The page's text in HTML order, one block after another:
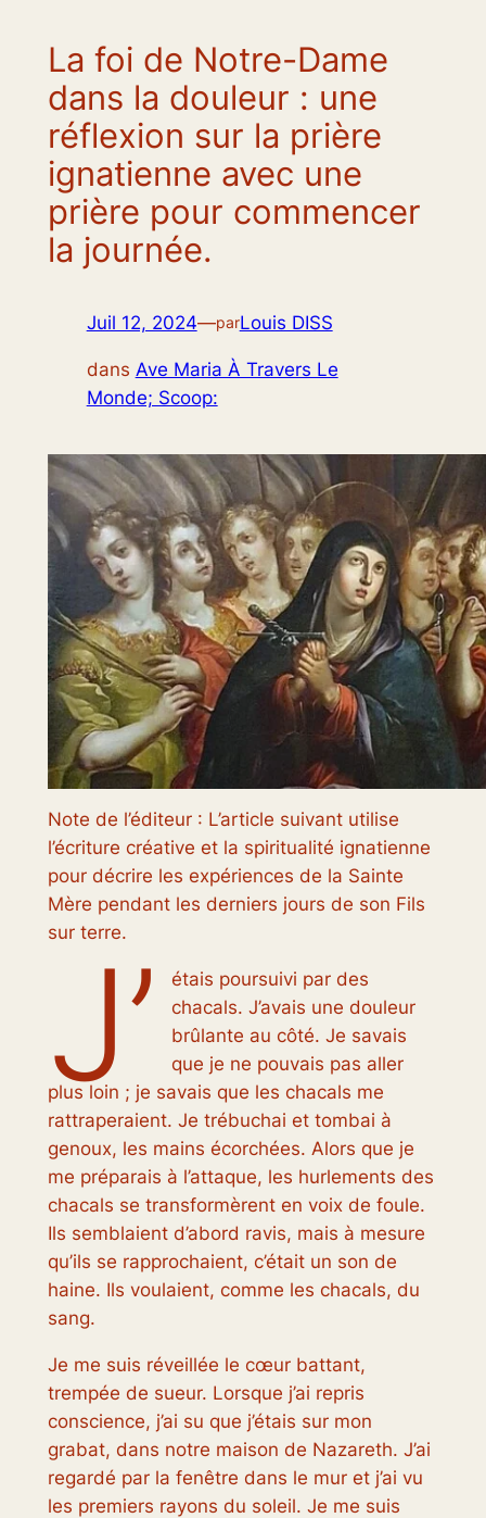
La foi de Notre-Dame
dans la douleur : une
réflexion sur la prière
ignatienne avec une
prière pour commencer
la journée.
Juil 12, 2024—parLouis DISS
dans Ave Maria À Travers Le
Monde; Scoop:
Note de l’éditeur : L’article suivant utilise
l’écriture créative et la spiritualité ignatienne
pour décrire les expériences de la Sainte
Mère pendant les derniers jours de son Fils
sur terre.
J’
étais poursuivi par des
chacals. J’avais une douleur
brûlante au côté. Je savais
que je ne pouvais pas aller
plus loin ; je savais que les chacals me
rattraperaient. Je trébuchai et tombai à
genoux, les mains écorchées. Alors que je
me préparais à l’attaque, les hurlements des
chacals se transformèrent en voix de foule.
Ils semblaient d’abord ravis, mais à mesure
qu’ils se rapprochaient, c’était un son de
haine. Ils voulaient, comme les chacals, du
sang.
Je me suis réveillée le cœur battant,
trempée de sueur. Lorsque j’ai repris
conscience, j’ai su que j’étais sur mon
grabat, dans notre maison de Nazareth. J’ai
regardé par la fenêtre dans le mur et j’ai vu
les premiers rayons du soleil. Je me suis